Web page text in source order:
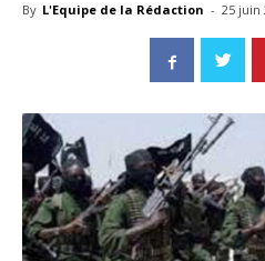
By L'Equipe de la Rédaction - 25 juin